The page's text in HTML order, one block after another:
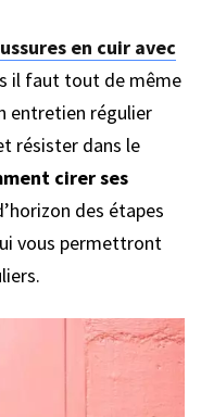
en cuir avec
il faut tout de même
entretien régulier
résister dans le
cirer ses
des étapes
vous permettront